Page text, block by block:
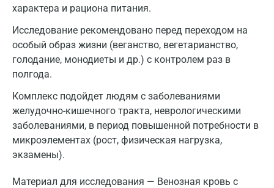
характера и рациона питания.
Исследование рекомендовано перед переходом на
особый образ жизни (веганство, вегетарианство,
голодание, монодиеты и др.) с контролем раз в
полгода.
Комплекс подойдет людям с заболеваниями
желудочно-кишечного тракта, неврологическими
заболеваниями, в период повышенной потребности в
микроэлементах (рост, физическая нагрузка,
экзамены).
Материал для исследования — Венозная кровь с